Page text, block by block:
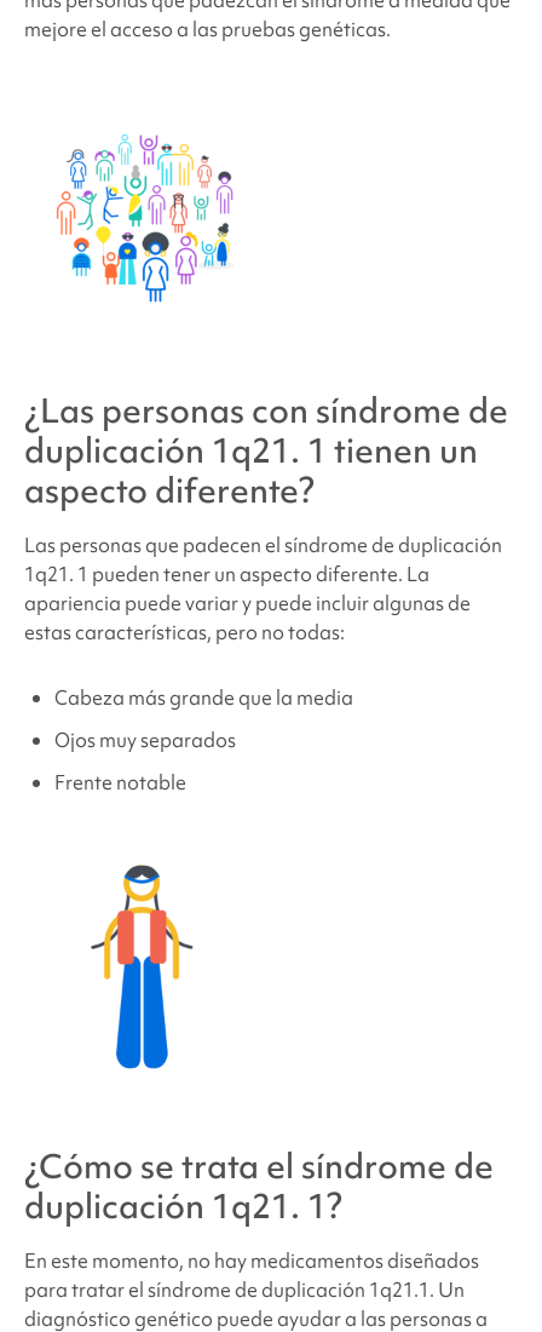
mejore el acceso a las pruebas genéticas.
¿Las personas con síndrome de
duplicación 1q21. 1 tienen un
aspecto diferente?
Las personas que padecenel síndrome de duplicación
1q21. 1 pueden tener un aspecto diferente. La
apariencia puede variar y puede incluir algunas de
estas características, pero no todas:
Cabeza más grande que la media
Ojos muy separados
Frente notable
¿Cómo se trata el síndrome de
duplicación 1q21. 1?
En este momento, no hay medicamentos diseñados
para tratarel síndrome de duplicación 1q21.1. Un
diagnóstico genético puede ayudar a las personas a